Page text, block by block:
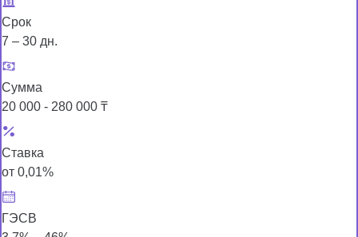
Срок
7 – 30 дн.
Сумма
20 000 - 280 000 ₸
Ставка
от 0,01%
ГЭСВ